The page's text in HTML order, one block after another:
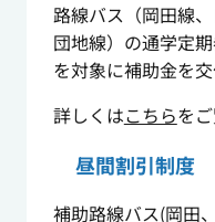
路線バス（岡田線
団地線）の通学定
を対象に補助金を交
詳しくはこちらを
昼間割引制度
補助路線バス(岡田